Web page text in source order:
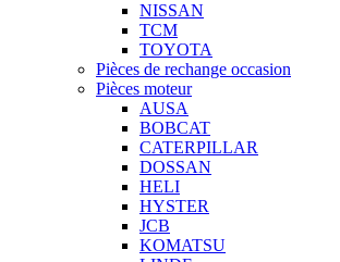
NISSAN
TCM
TOYOTA
Pièces de rechange occasion
Pièces moteur
AUSA
BOBCAT
CATERPILLAR
DOSSAN
HELI
HYSTER
JCB
KOMATSU